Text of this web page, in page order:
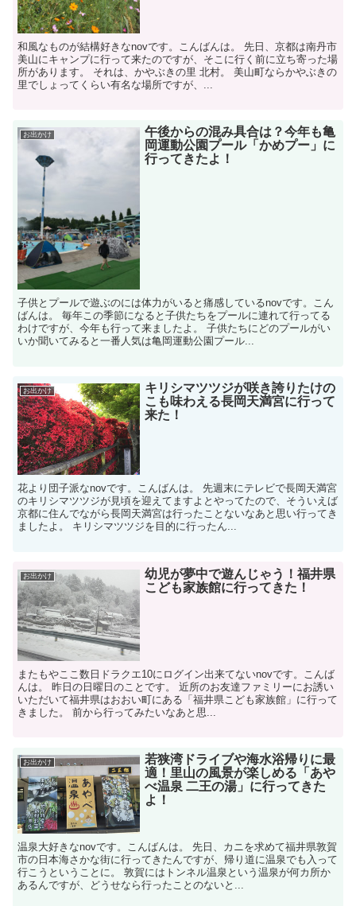
和風なものが結構好きなnovです。こんばんは。 先日、京都は南丹市
美山にキャンプに行って来たのですが、そこに行く前に立ち寄った場
所があります。 それは、かやぶきの里 北村。 美山町ならかやぶきの
里でしょってくらい有名な場所ですが、...
お出かけ
午後からの混み具合は？今年も亀
岡運動公園プール「かめプー」に
行ってきたよ！
子供とプールで遊ぶのには体力がいると痛感しているnovです。こん
ばんは。 毎年この季節になると子供たちをプールに連れて行ってる
わけですが、今年も行って来ましたよ。 子供たちにどのプールがい
いか聞いてみると一番人気は亀岡運動公園プール...
お出かけ
キリシマツツジが咲き誇りたけの
こも味わえる長岡天満宮に行って
来た！
花より団子派なnovです。こんばんは。 先週末にテレビで長岡天満宮
のキリシマツツジが見頃を迎えてますよとやってたので、そういえば
京都に住んでながら長岡天満宮は行ったことないなあと思い行ってき
ましたよ。 キリシマツツジを目的に行ったん...
お出かけ
幼児が夢中で遊んじゃう！福井県
こども家族館に行ってきた！
またもやここ数日ドラクエ10にログイン出来てないnovです。こんば
んは。 昨日の日曜日のことです。 近所のお友達ファミリーにお誘い
いただいて福井県はおおい町にある「福井県こども家族館」に行って
きました。 前から行ってみたいなあと思...
お出かけ
若狭湾ドライブや海水浴帰りに最
適！里山の風景が楽しめる「あや
べ温泉 二王の湯」に行ってきた
よ！
温泉大好きなnovです。こんばんは。 先日、カニを求めて福井県敦賀
市の日本海さかな街に行ってきたんですが、帰り道に温泉でも入って
行こうということに。 敦賀にはトンネル温泉という温泉が何カ所か
あるんですが、どうせなら行ったことのないと...